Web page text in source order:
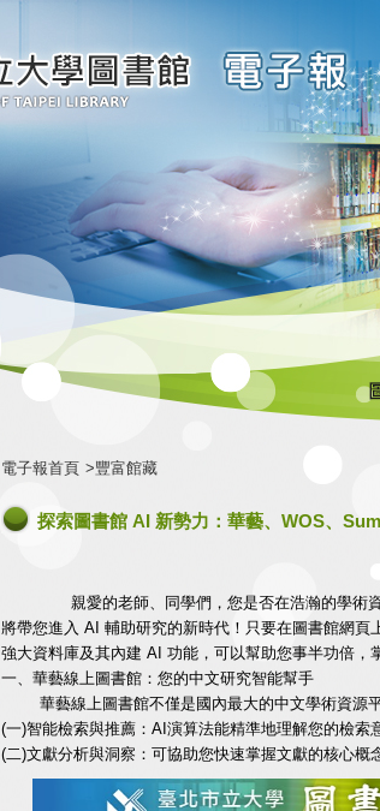
電子報首頁 >豐富館藏
探索圖書館 AI 新勢力：華藝、WOS、
親愛的老師、同學們，您是否在浩瀚的學術資
將帶您進入 AI 輔助研究的新時代！只要在圖書館網
強大資料庫及其內建 AI 功能，可以幫助您事半功倍
一、華藝線上圖書館：您的中文研究智能幫手
華藝線上圖書館不僅是國內最大的中文學術資源平
(一)智能檢索與推薦：AI演算法能精準地理解您的檢索
(二)文獻分析與洞察：可協助您快速掌握文獻的核心概